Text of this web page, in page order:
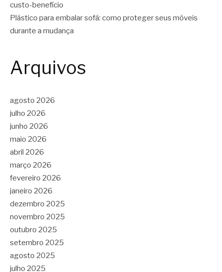
custo-benefício
Plástico para embalar sofá: como proteger seus móveis
durante a mudança
Arquivos
agosto 2026
julho 2026
junho 2026
maio 2026
abril 2026
março 2026
fevereiro 2026
janeiro 2026
dezembro 2025
novembro 2025
outubro 2025
setembro 2025
agosto 2025
julho 2025